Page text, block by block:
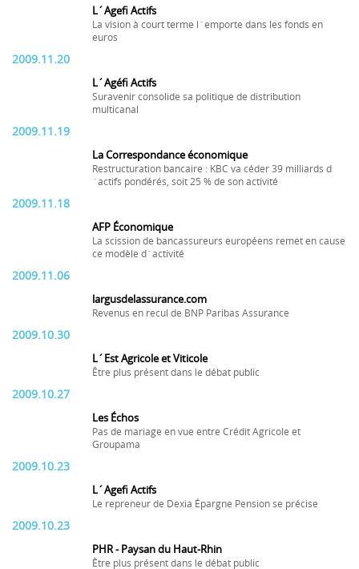
L´Agefi Actifs
La vision à court terme l´emporte dans les fonds en
euros
2009.11.20
L´Agéfi Actifs
Suravenir consolide sa politique de distribution
multicanal
2009.11.19
La Correspondance économique
Restructuration bancaire : KBC va céder 39 milliards d
´actifs pondérés, soit 25 % de son activité
2009.11.18
AFP Économique
La scission de bancassureurs européens remet en cause
ce modèle d´activité
2009.11.06
largusdelassurance.com
Revenus en recul de BNP Paribas Assurance
2009.10.30
L´Est Agricole et Viticole
Être plus présent dans le débat public
2009.10.27
Les Échos
Pas de mariage en vue entre Crédit Agricole et
Groupama
2009.10.23
L´Agefi Actifs
Le repreneur de Dexia Épargne Pension se précise
2009.10.23
PHR - Paysan du Haut-Rhin
Être plus présent dans le débat public